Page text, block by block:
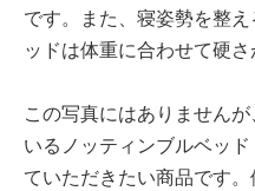
です。また、寝姿勢を整
ッドは体重に合わせて硬さ
この写真にはありません
いるノッティンブルベッ
ていただきたい商品です